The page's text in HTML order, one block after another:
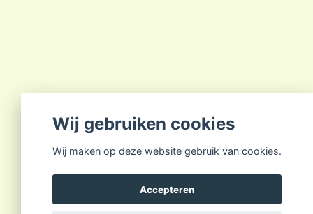
Wij gebruiken cookies
Wij maken op deze website gebruik van cookies.
Accepteren